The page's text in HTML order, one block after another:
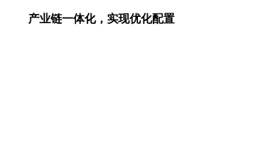
产业链一体化，实现优化配置